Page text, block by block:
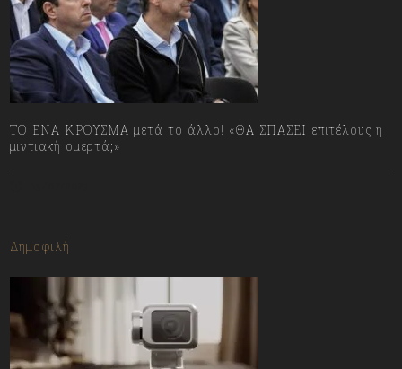
ΤΟ ΕΝΑ ΚΡΟΥΣΜΑ μετά το άλλο! «ΘΑ ΣΠΑΣΕΙ επιτέλους η
μιντιακή ομερτά;»
Δημοφιλή